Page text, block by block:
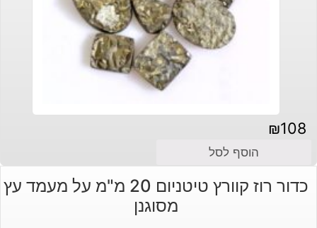
₪108
הוסף לסל
כדור רוז קוורץ טיטניום 20 מ"מ על מעמד עץ
מסוגנן